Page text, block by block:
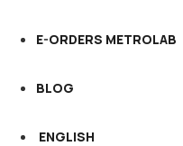
E-ORDERS METROLAB
BLOG
ENGLISH